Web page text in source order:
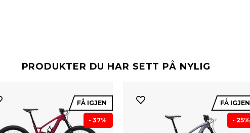
PRODUKTER DU HAR SETT PÅ NYLIG
FÅ IGJEN
- 37%
FÅ IGJEN
- 25%